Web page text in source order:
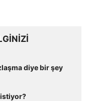
diye bir şey